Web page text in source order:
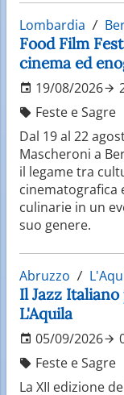
Lombardia
Food Film
cinema ed
19/08/2026
Feste e Sagre
Dal 19 al 22
Mascheroni a
il legame tra
cinematografica
culinarie in un
suo genere.
Abruzzo
Il Jazz Italiano
L'Aquila
05/09/2026
Feste e Sagre
La XII edizione